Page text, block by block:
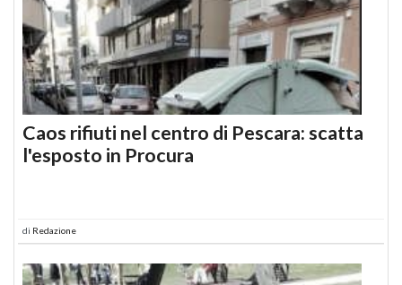
Caos rifiuti nel centro di Pescara: scatta
l'esposto in Procura
di Redazione